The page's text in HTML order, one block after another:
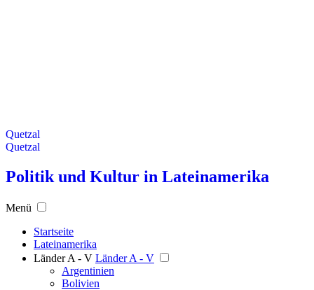
Quetzal
Quetzal
Politik und Kultur in Lateinamerika
Menü
Startseite
Lateinamerika
Länder A - V Länder A - V
Argentinien
Bolivien